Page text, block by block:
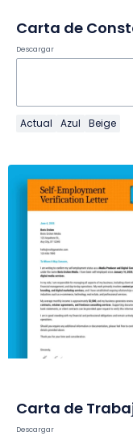
Descargar
Actual Azul Beige
Carta de
Descargar